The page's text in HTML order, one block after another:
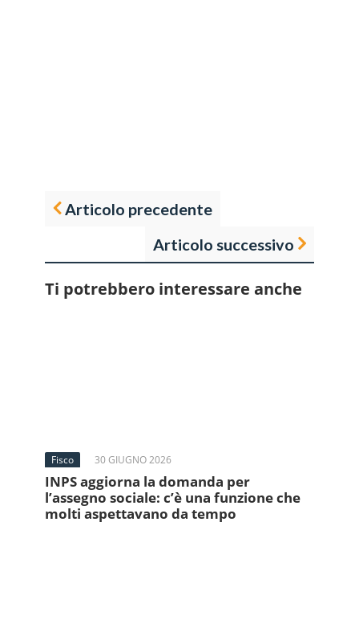
Articolo precedente
Articolo successivo
Ti potrebbero interessare anche
Fisco 30 GIUGNO 2026
INPS aggiorna la domanda per
l’assegno sociale: c’è una funzione che
molti aspettavano da tempo